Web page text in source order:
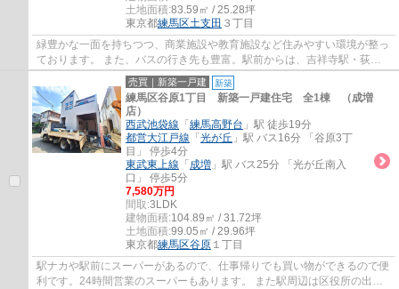
土地面積:83.59㎡ / 25.28坪
東京都練馬区土支田 ３丁目
緑豊かな一面を持ちつつ、商業施設や教育施設など住みやすい環境が整っ
ております。 また、バスの行き先も豊富。駅前からは、吉祥寺駅・荻窪
駅・阿佐ヶ谷駅など他路線の駅にも出ること...
売買｜新築一戸建 新築
練馬区谷原1丁目 新築一戸建住宅 全1棟 （成増
店）
西武池袋線 「 練馬高野台 」駅 徒歩19分
都営大江戸線 「 光が丘 」駅 バス16分 「谷原3丁
目」 停歩4分
東武東上線 「 成増 」駅 バス25分 「光が丘南入
口」 停歩5分
7,580万円
間取:3LDK
建物面積:104.89㎡ / 31.72坪
土地面積:99.05㎡ / 29.96坪
東京都練馬区谷原 １丁目
駅ナカや駅前にスーパーがあるので、仕事帰りでも買い物ができるので便
利です。24時間営業のスーパーもあります。 また駅周辺は区役所の出張